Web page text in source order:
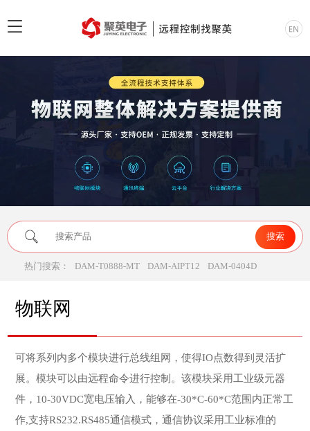
热门搜索： DAM-T0888-MT DAM-AIPT12 DAM-0404D
物联网
可将系列内多个模块进行总线组网，使得IO点数得到灵活扩
展。模块可以由远程命令进行控制。该模块采用工业级元器
件，10-30VDC宽电压输入，能够在-30*C-60*C范围内正常工
作,支持RS232.RS485通信模式，通信协议采用工业标准的